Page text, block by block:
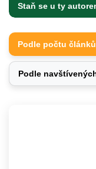
Staň se u ty
Podle počtu článků
Podle